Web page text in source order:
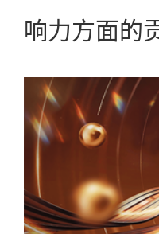
响力方面的